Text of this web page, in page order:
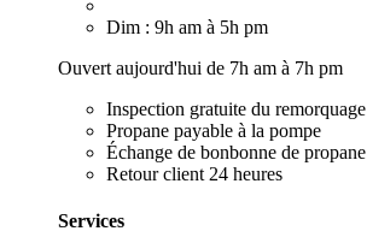
Dim : 9h am à 5h pm
Ouvert aujourd'hui de 7h am à 7h pm
Inspection gratuite du remorquage
Propane payable à la pompe
Échange de bonbonne de propane
Retour client 24 heures
Services